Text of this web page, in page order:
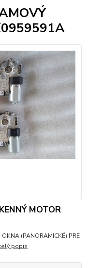
MOTOR
(PANORAMICKÉ) PRE
popis